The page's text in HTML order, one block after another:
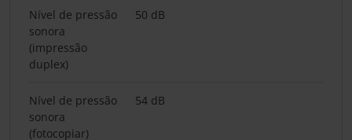
Nível de pressão
sonora
(impressão
duplex)
50 dB
Nível de pressão
sonora
(fotocopiar)
54 dB